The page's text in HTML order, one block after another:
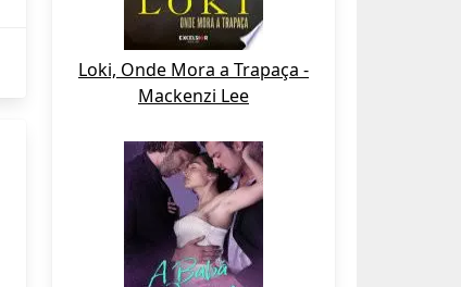
Loki, Onde Mora a Trapaça -
Mackenzi Lee